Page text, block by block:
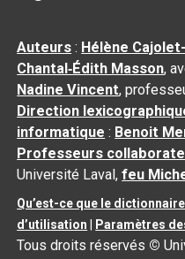
Auteurs : Hélène
Chantal‑Édith Masson,
Nadine Vincent,
Direction
informatique : Benoit
Professeurs
Université Laval,feu
Qu’est-ce que le
d’utilisation
Paramètres
Tous droits réservés ©